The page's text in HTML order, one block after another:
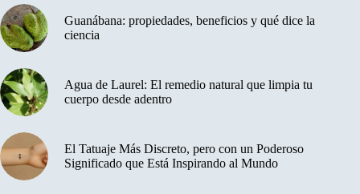
Guanábana: propiedades, beneficios y qué dice la
ciencia
Agua de Laurel: El remedio natural que limpia tu
cuerpo desde adentro
El Tatuaje Más Discreto, pero con un Poderoso
Significado que Está Inspirando al Mundo